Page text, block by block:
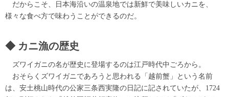
だからこそ、日本海沿いの温泉地では新鮮で美味しいカニを、
様々な食べ方で味わうことができるのだ。
カニ漁の歴史
ズワイガニの名が歴史に登場するのは江戸時代中ごろから。
おそらくズワイガニであろうと思われる「越前蟹」という名前
は、安土桃山時代の公家三条西実隆の日記に記されていたが、1724